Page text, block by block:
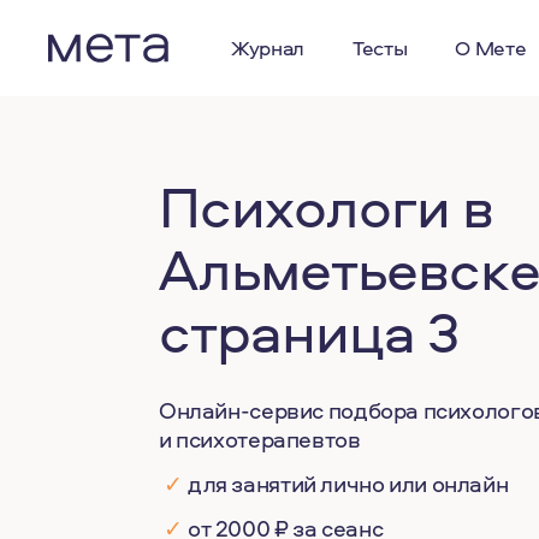
Журнал Тесты О Мете
Психологи в
страница 3
Онлайн-сервис подбора
и психотерапевтов
✓ для занятий лично или онлайн
✓ от 2000 ₽ за сеанс